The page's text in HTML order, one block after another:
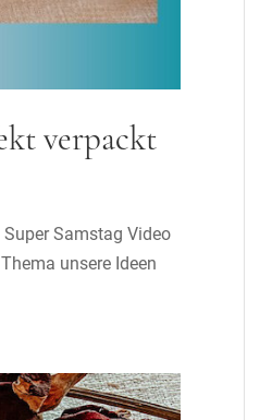
verpackt
Samstag Video
unsere Ideen